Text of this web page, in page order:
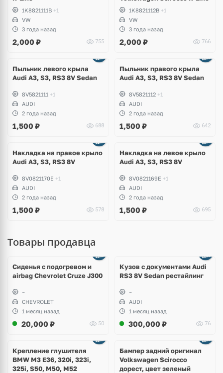
1K8821111B +1
VW
3 года назад
2,000 ₽ 755
1K8821112B +1
VW
3 года назад
2,000 ₽ 766
Пыльник левого крыла
Audi A3, S3, RS3 8V Sedan
8V5821111 +1
AUDI
2 года назад
1,500 ₽ 688
Пыльник правого крыла
Audi A3, S3, RS3 8V Sedan
8V5821112 +1
AUDI
2 года назад
1,500 ₽ 642
Накладка на правое крыло
Audi A3, S3, RS3 8V
8V0821170E +1
AUDI
2 года назад
1,500 ₽ 578
Накладка на левое крыло
Audi A3, S3, RS3 8V
8V0821169E +1
AUDI
2 года назад
1,500 ₽ 695
Товары продавца
Сиденья с подогревом и
airbag Chevrolet Cruze J300
~
CHEVROLET
1 месяц назад
20,000 ₽ 50
Кузов с документами Audi
RS3 8V Sedan рестайлинг
~
AUDI
1 месяц назад
300,000 ₽ 76
Крепление глушителя
BMW M3 E36, 320i, 323i,
325i, S50, M50, M52
Бампер задний оригинал
Volkswagen Scirocco
дорест, цвет зеленый